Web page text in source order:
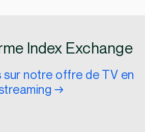
Index Exchange
sur notre offre de TV en
→